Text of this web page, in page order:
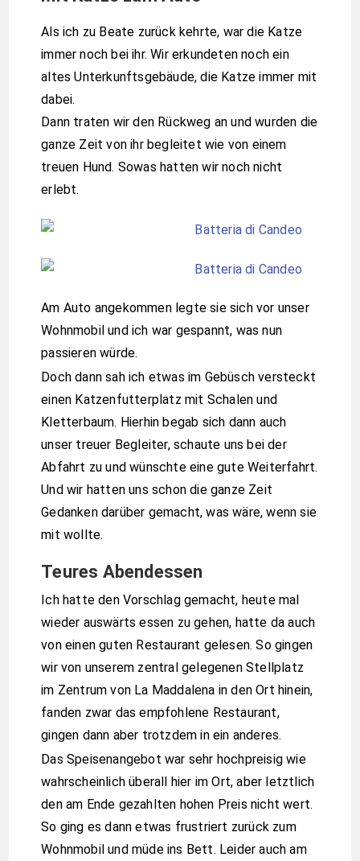
Als ich zu Beate zurück kehrte, war die Katze
immer noch bei ihr. Wir erkundeten noch ein
altes Unterkunftsgebäude, die Katze immer mit
dabei.
Dann traten wir den Rückweg an und wurden die
ganze Zeit von ihr begleitet wie von einem
treuen Hund. Sowas hatten wir noch nicht
erlebt.
Am Auto angekommen legte sie sich vor unser
Wohnmobil und ich war gespannt, was nun
passieren würde.
Doch dann sah ich etwas im Gebüsch versteckt
einen Katzenfutterplatz mit Schalen und
Kletterbaum. Hierhin begab sich dann auch
unser treuer Begleiter, schaute uns bei der
Abfahrt zu und wünschte eine gute Weiterfahrt.
Und wir hatten uns schon die ganze Zeit
Gedanken darüber gemacht, was wäre, wenn sie
mit wollte.
Teures Abendessen
Ich hatte den Vorschlag gemacht, heute mal
wieder auswärts essen zu gehen, hatte da auch
von einen guten Restaurant gelesen. So gingen
wir von unserem zentral gelegenen Stellplatz
im Zentrum von La Maddalena in den Ort hinein,
fanden zwar das empfohlene Restaurant,
gingen dann aber trotzdem in ein anderes.
Das Speisenangebot war sehr hochpreisig wie
wahrscheinlich überall hier im Ort, aber letztlich
den am Ende gezahlten hohen Preis nicht wert.
So ging es dann etwas frustriert zurück zum
Wohnmobil und müde ins Bett. Leider auch am